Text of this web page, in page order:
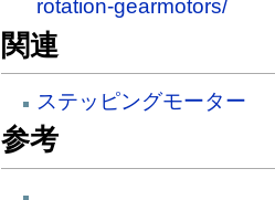
rotation-gearmotors/
関連
ステッピングモーター
参考